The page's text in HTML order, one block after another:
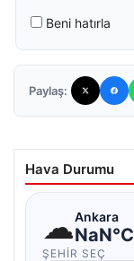
Beni hatırla
Paylaş:
Hava Durumu
☁Ankara
NaN°C
ŞEHIR SEÇ